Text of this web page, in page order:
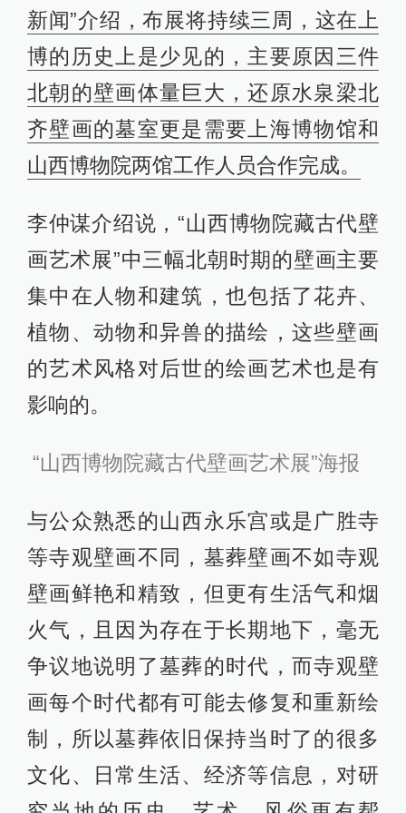
新闻”介绍，布展将持续三周，这在上
博的历史上是少见的，主要原因三件
北朝的壁画体量巨大，还原水泉梁北
齐壁画的墓室更是需要上海博物馆和
山西博物院两馆工作人员合作完成。
李仲谋介绍说，“山西博物院藏古代壁
画艺术展”中三幅北朝时期的壁画主要
集中在人物和建筑，也包括了花卉、
植物、动物和异兽的描绘，这些壁画
的艺术风格对后世的绘画艺术也是有
影响的。
“山西博物院藏古代壁画艺术展”海报
与公众熟悉的山西永乐宫或是广胜寺
等寺观壁画不同，墓葬壁画不如寺观
壁画鲜艳和精致，但更有生活气和烟
火气，且因为存在于长期地下，毫无
争议地说明了墓葬的时代，而寺观壁
画每个时代都有可能去修复和重新绘
制，所以墓葬依旧保持当时了的很多
文化、日常生活、经济等信息，对研